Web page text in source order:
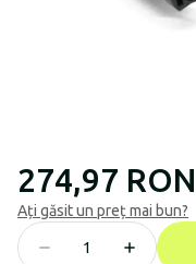
274,97 RON
Ați găsit un preț mai bun?